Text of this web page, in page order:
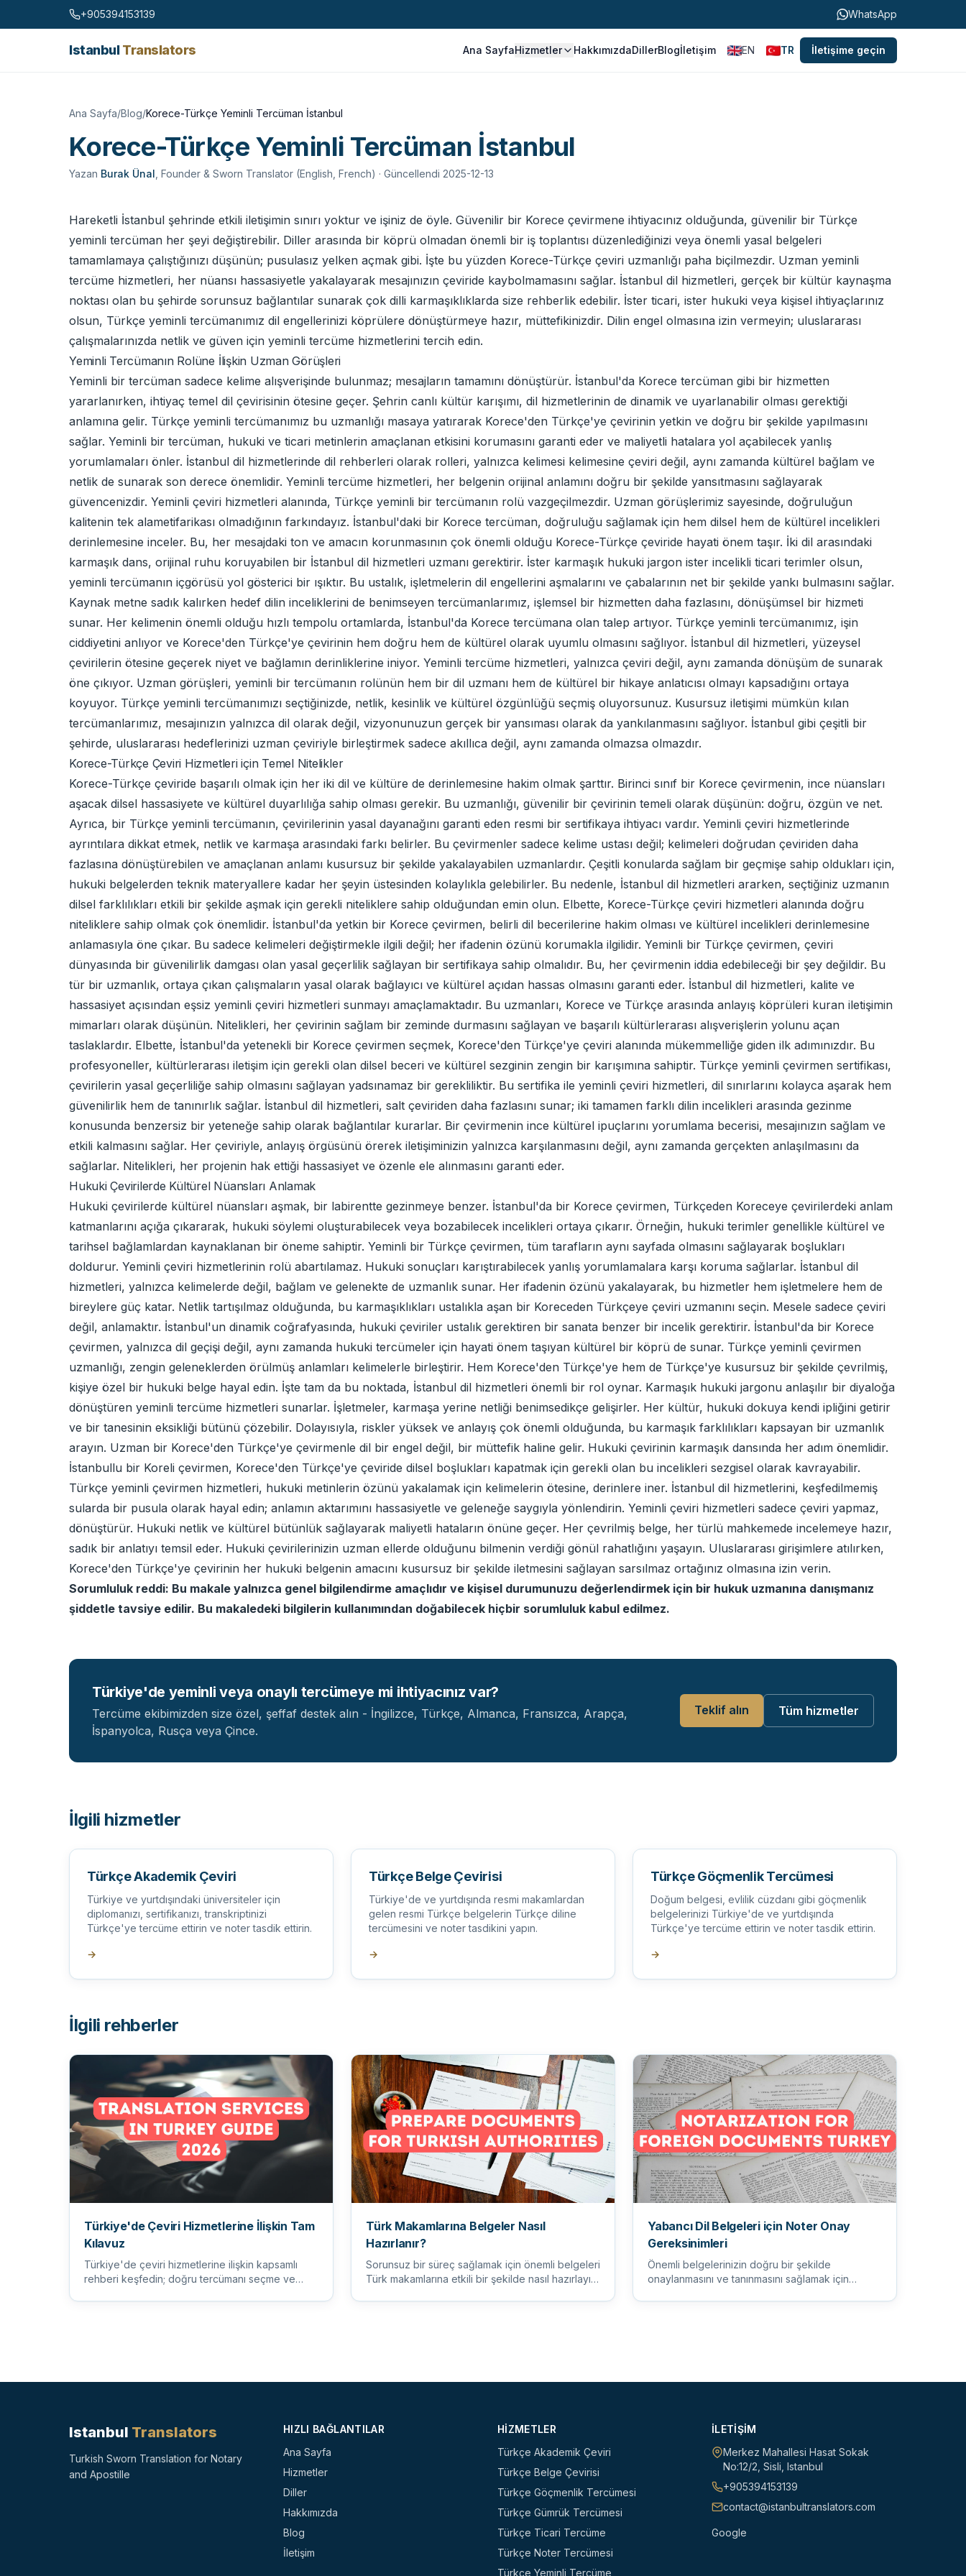
Skip to content +905394153139 WhatsApp
IstanbulTranslators Ana SayfaHizmetler HakkımızdaDillerBlogİletişim EN TR İletişime geçin
Ana Sayfa/Blog/Korece-Türkçe Yeminli Tercüman İstanbul
Korece-Türkçe Yeminli Tercüman İstanbul
Yazan Burak Ünal Founder & Sworn Translator (English, French) · Güncellendi 2025-12-13
Hareketli İstanbul şehrinde etkili iletişimin sınırı yoktur ve işiniz de öyle. Güvenilir bir Korece çevirmene ihtiyacınız olduğunda, güvenilir bir Türkçe
yeminli tercüman her şeyi değiştirebilir. Diller arasında bir köprü olmadan önemli bir iş toplantısı düzenlediğinizi veya önemli yasal belgeleri
tamamlamaya çalıştığınızı düşünün; pusulasız yelken açmak gibi. İşte bu yüzden Korece-Türkçe çeviri uzmanlığı paha biçilmezdir. Uzman yeminli
tercüme hizmetleri, her nüansı hassasiyetle yakalayarak mesajınızın çeviride kaybolmamasını sağlar. İstanbul dil hizmetleri, gerçek bir kültür kaynaşma
noktası olan bu şehirde sorunsuz bağlantılar sunarak çok dilli karmaşıklıklarda size rehberlik edebilir. İster ticari, ister hukuki veya kişisel ihtiyaçlarınız
olsun, Türkçe yeminli tercümanımız dil engellerinizi köprülere dönüştürmeye hazır, müttefikinizdir. Dilin engel olmasına izin vermeyin; uluslararası
çalışmalarınızda netlik ve güven için yeminli tercüme hizmetlerini tercih edin.
Yeminli Tercümanın Rolüne İlişkin Uzman Görüşleri
Yeminli bir tercüman sadece kelime alışverişinde bulunmaz; mesajların tamamını dönüştürür. İstanbul'da Korece tercüman gibi bir hizmetten
yararlanırken, ihtiyaç temel dil çevirisinin ötesine geçer. Şehrin canlı kültür karışımı, dil hizmetlerinin de dinamik ve uyarlanabilir olması gerektiği
anlamına gelir. Türkçe yeminli tercümanımız bu uzmanlığı masaya yatırarak Korece'den Türkçe'ye çevirinin yetkin ve doğru bir şekilde yapılmasını
sağlar. Yeminli bir tercüman, hukuki ve ticari metinlerin amaçlanan etkisini korumasını garanti eder ve maliyetli hatalara yol açabilecek yanlış
yorumlamaları önler. İstanbul dil hizmetlerinde dil rehberleri olarak rolleri, yalnızca kelimesi kelimesine çeviri değil, aynı zamanda kültürel bağlam ve
netlik de sunarak son derece önemlidir. Yeminli tercüme hizmetleri, her belgenin orijinal anlamını doğru bir şekilde yansıtmasını sağlayarak
güvencenizdir. Yeminli çeviri hizmetleri alanında, Türkçe yeminli bir tercümanın rolü vazgeçilmezdir. Uzman görüşlerimiz sayesinde, doğruluğun
kalitenin tek alametifarikası olmadığının farkındayız. İstanbul'daki bir Korece tercüman, doğruluğu sağlamak için hem dilsel hem de kültürel incelikleri
derinlemesine inceler. Bu, her mesajdaki ton ve amacın korunmasının çok önemli olduğu Korece-Türkçe çeviride hayati önem taşır. İki dil arasındaki
karmaşık dans, orijinal ruhu koruyabilen bir İstanbul dil hizmetleri uzmanı gerektirir. İster karmaşık hukuki jargon ister incelikli ticari terimler olsun,
yeminli tercümanın içgörüsü yol gösterici bir ışıktır. Bu ustalık, işletmelerin dil engellerini aşmalarını ve çabalarının net bir şekilde yankı bulmasını sağlar.
Kaynak metne sadık kalırken hedef dilin inceliklerini de benimseyen tercümanlarımız, işlemsel bir hizmetten daha fazlasını, dönüşümsel bir hizmeti
sunar. Her kelimenin önemli olduğu hızlı tempolu ortamlarda, İstanbul'da Korece tercümana olan talep artıyor. Türkçe yeminli tercümanımız, işin
ciddiyetini anlıyor ve Korece'den Türkçe'ye çevirinin hem doğru hem de kültürel olarak uyumlu olmasını sağlıyor. İstanbul dil hizmetleri, yüzeysel
çevirilerin ötesine geçerek niyet ve bağlamın derinliklerine iniyor. Yeminli tercüme hizmetleri, yalnızca çeviri değil, aynı zamanda dönüşüm de sunarak
öne çıkıyor. Uzman görüşleri, yeminli bir tercümanın rolünün hem bir dil uzmanı hem de kültürel bir hikaye anlatıcısı olmayı kapsadığını ortaya
koyuyor. Türkçe yeminli tercümanımızı seçtiğinizde, netlik, kesinlik ve kültürel özgünlüğü seçmiş oluyorsunuz. Kusursuz iletişimi mümkün kılan
tercümanlarımız, mesajınızın yalnızca dil olarak değil, vizyonunuzun gerçek bir yansıması olarak da yankılanmasını sağlıyor. İstanbul gibi çeşitli bir
şehirde, uluslararası hedeflerinizi uzman çeviriyle birleştirmek sadece akıllıca değil, aynı zamanda olmazsa olmazdır.
Korece-Türkçe Çeviri Hizmetleri için Temel Nitelikler
Korece-Türkçe çeviride başarılı olmak için her iki dil ve kültüre de derinlemesine hakim olmak şarttır. Birinci sınıf bir Korece çevirmenin, ince nüansları
aşacak dilsel hassasiyete ve kültürel duyarlılığa sahip olması gerekir. Bu uzmanlığı, güvenilir bir çevirinin temeli olarak düşünün: doğru, özgün ve net.
Ayrıca, bir Türkçe yeminli tercümanın, çevirilerinin yasal dayanağını garanti eden resmi bir sertifikaya ihtiyacı vardır. Yeminli çeviri hizmetlerinde
ayrıntılara dikkat etmek, netlik ve karmaşa arasındaki farkı belirler. Bu çevirmenler sadece kelime ustası değil; kelimeleri doğrudan çeviriden daha
fazlasına dönüştürebilen ve amaçlanan anlamı kusursuz bir şekilde yakalayabilen uzmanlardır. Çeşitli konularda sağlam bir geçmişe sahip oldukları için,
hukuki belgelerden teknik materyallere kadar her şeyin üstesinden kolaylıkla gelebilirler. Bu nedenle, İstanbul dil hizmetleri ararken, seçtiğiniz uzmanın
dilsel farklılıkları etkili bir şekilde aşmak için gerekli niteliklere sahip olduğundan emin olun. Elbette, Korece-Türkçe çeviri hizmetleri alanında doğru
niteliklere sahip olmak çok önemlidir. İstanbul'da yetkin bir Korece çevirmen, belirli dil becerilerine hakim olması ve kültürel incelikleri derinlemesine
anlamasıyla öne çıkar. Bu sadece kelimeleri değiştirmekle ilgili değil; her ifadenin özünü korumakla ilgilidir. Yeminli bir Türkçe çevirmen, çeviri
dünyasında bir güvenilirlik damgası olan yasal geçerlilik sağlayan bir sertifikaya sahip olmalıdır. Bu, her çevirmenin iddia edebileceği bir şey değildir. Bu
tür bir uzmanlık, ortaya çıkan çalışmaların yasal olarak bağlayıcı ve kültürel açıdan hassas olmasını garanti eder. İstanbul dil hizmetleri, kalite ve
hassasiyet açısından eşsiz yeminli çeviri hizmetleri sunmayı amaçlamaktadır. Bu uzmanları, Korece ve Türkçe arasında anlayış köprüleri kuran iletişimin
mimarları olarak düşünün. Nitelikleri, her çevirinin sağlam bir zeminde durmasını sağlayan ve başarılı kültürlerarası alışverişlerin yolunu açan
taslaklardır. Elbette, İstanbul'da yetenekli bir Korece çevirmen seçmek, Korece'den Türkçe'ye çeviri alanında mükemmelliğe giden ilk adımınızdır. Bu
profesyoneller, kültürlerarası iletişim için gerekli olan dilsel beceri ve kültürel sezginin zengin bir karışımına sahiptir. Türkçe yeminli çevirmen sertifikası,
çevirilerin yasal geçerliliğe sahip olmasını sağlayan yadsınamaz bir gerekliliktir. Bu sertifika ile yeminli çeviri hizmetleri, dil sınırlarını kolayca aşarak hem
güvenilirlik hem de tanınırlık sağlar. İstanbul dil hizmetleri, salt çeviriden daha fazlasını sunar; iki tamamen farklı dilin incelikleri arasında gezinme
konusunda benzersiz bir yeteneğe sahip olarak bağlantılar kurarlar. Bir çevirmenin ince kültürel ipuçlarını yorumlama becerisi, mesajınızın sağlam ve
etkili kalmasını sağlar. Her çeviriyle, anlayış örgüsünü örerek iletişiminizin yalnızca karşılanmasını değil, aynı zamanda gerçekten anlaşılmasını da
sağlarlar. Nitelikleri, her projenin hak ettiği hassasiyet ve özenle ele alınmasını garanti eder.
Hukuki Çevirilerde Kültürel Nüansları Anlamak
Hukuki çevirilerde kültürel nüansları aşmak, bir labirentte gezinmeye benzer. İstanbul'da bir Korece çevirmen, Türkçeden Koreceye çevirilerdeki anlam
katmanlarını açığa çıkararak, hukuki söylemi oluşturabilecek veya bozabilecek incelikleri ortaya çıkarır. Örneğin, hukuki terimler genellikle kültürel ve
tarihsel bağlamlardan kaynaklanan bir öneme sahiptir. Yeminli bir Türkçe çevirmen, tüm tarafların aynı sayfada olmasını sağlayarak boşlukları
doldurur. Yeminli çeviri hizmetlerinin rolü abartılamaz. Hukuki sonuçları karıştırabilecek yanlış yorumlamalara karşı koruma sağlarlar. İstanbul dil
hizmetleri, yalnızca kelimelerde değil, bağlam ve gelenekte de uzmanlık sunar. Her ifadenin özünü yakalayarak, bu hizmetler hem işletmelere hem de
bireylere güç katar. Netlik tartışılmaz olduğunda, bu karmaşıklıkları ustalıkla aşan bir Koreceden Türkçeye çeviri uzmanını seçin. Mesele sadece çeviri
değil, anlamaktır. İstanbul'un dinamik coğrafyasında, hukuki çeviriler ustalık gerektiren bir sanata benzer bir incelik gerektirir. İstanbul'da bir Korece
çevirmen, yalnızca dil geçişi değil, aynı zamanda hukuki tercümeler için hayati önem taşıyan kültürel bir köprü de sunar. Türkçe yeminli çevirmen
uzmanlığı, zengin geleneklerden örülmüş anlamları kelimelerle birleştirir. Hem Korece'den Türkçe'ye hem de Türkçe'ye kusursuz bir şekilde çevrilmiş,
kişiye özel bir hukuki belge hayal edin. İşte tam da bu noktada, İstanbul dil hizmetleri önemli bir rol oynar. Karmaşık hukuki jargonu anlaşılır bir diyaloğa
dönüştüren yeminli tercüme hizmetleri sunarlar. İşletmeler, karmaşa yerine netliği benimsedikçe gelişirler. Her kültür, hukuki dokuya kendi ipliğini getirir
ve bir tanesinin eksikliği bütünü çözebilir. Dolayısıyla, riskler yüksek ve anlayış çok önemli olduğunda, bu karmaşık farklılıkları kapsayan bir uzmanlık
arayın. Uzman bir Korece'den Türkçe'ye çevirmenle dil bir engel değil, bir müttefik haline gelir. Hukuki çevirinin karmaşık dansında her adım önemlidir.
İstanbullu bir Koreli çevirmen, Korece'den Türkçe'ye çeviride dilsel boşlukları kapatmak için gerekli olan bu incelikleri sezgisel olarak kavrayabilir.
Türkçe yeminli çevirmen hizmetleri, hukuki metinlerin özünü yakalamak için kelimelerin ötesine, derinlere iner. İstanbul dil hizmetlerini, keşfedilmemiş
sularda bir pusula olarak hayal edin; anlamın aktarımını hassasiyetle ve geleneğe saygıyla yönlendirin. Yeminli çeviri hizmetleri sadece çeviri yapmaz,
dönüştürür. Hukuki netlik ve kültürel bütünlük sağlayarak maliyetli hataların önüne geçer. Her çevrilmiş belge, her türlü mahkemede incelemeye hazır,
sadık bir anlatıyı temsil eder. Hukuki çevirilerinizin uzman ellerde olduğunu bilmenin verdiği gönül rahatlığını yaşayın. Uluslararası girişimlere atılırken,
Korece'den Türkçe'ye çevirinin her hukuki belgenin amacını kusursuz bir şekilde iletmesini sağlayan sarsılmaz ortağınız olmasına izin verin.
Sorumluluk reddi: Bu makale yalnızca genel bilgilendirme amaçlıdır ve kişisel durumunuzu değerlendirmek için bir hukuk uzmanına danışmanız
şiddetle tavsiye edilir. Bu makaledeki bilgilerin kullanımından doğabilecek hiçbir sorumluluk kabul edilmez.
Türkiye'de yeminli veya onaylı tercümeye mi ihtiyacınız var?
Tercüme ekibimizden size özel, şeffaf destek alın - İngilizce, Türkçe, Almanca, Fransızca, Arapça,
İspanyolca, Rusça veya Çince.
Teklif alın Tüm hizmetler
İlgili hizmetler
Türkçe Akademik Çeviri
Türkiye ve yurtdışındaki üniversiteler için
diplomanızı, sertifikanızı, transkriptinizi
Türkçe'ye tercüme ettirin ve noter tasdik ettirin.
→
Türkçe Belge Çevirisi
Türkiye'de ve yurtdışında resmi makamlardan
gelen resmi Türkçe belgelerin Türkçe diline
tercümesini ve noter tasdikini yapın.
→
Türkçe Göçmenlik Tercümesi
Doğum belgesi, evlilik cüzdanı gibi göçmenlik
belgelerinizi Türkiye'de ve yurtdışında
Türkçe'ye tercüme ettirin ve noter tasdik ettirin.
→
İlgili rehberler
Türkiye'de Çeviri Hizmetlerine İlişkin Tam
Kılavuz
Türkiye'de çeviri hizmetlerine ilişkin kapsamlı
rehberi keşfedin; doğru tercümanı seçme ve
Türk Makamlarına Belgeler Nasıl
Hazırlanır?
Sorunsuz bir süreç sağlamak için önemli belgeleri
Türk makamlarına etkili bir şekilde nasıl hazırlayıp
Yabancı Dil Belgeleri için Noter Onay
Gereksinimleri
Önemli belgelerinizin doğru bir şekilde
onaylanmasını ve tanınmasını sağlamak için
Istanbul Translators
Turkish Sworn Translation for Notary
and Apostille
HIZLI BAĞLANTILAR
Ana Sayfa
Hizmetler
Diller
Hakkımızda
Blog
İletişim
HIZMETLER
Türkçe Akademik Çeviri
Türkçe Belge Çevirisi
Türkçe Göçmenlik Tercümesi
Türkçe Gümrük Tercümesi
Türkçe Ticari Tercüme
Türkçe Noter Tercümesi
Türkçe Yeminli Tercüme
İLETIŞIM
Merkez Mahallesi Hasat Sokak
No:12/2 Sisli Istanbul
+905394153139
contact@istanbultranslators.com
Google